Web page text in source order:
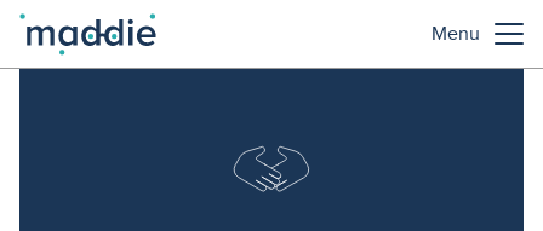
Menu